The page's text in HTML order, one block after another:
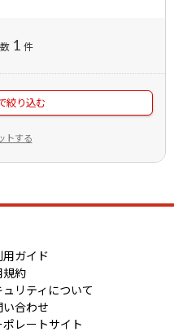
1 件
絞り込む
トする
用ガイド
規約
リティについて
い合わせ
ポレートサイト